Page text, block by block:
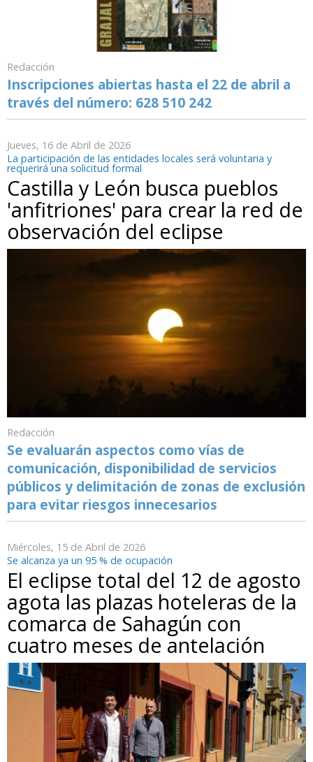
Redacción
Inscripciones abiertas hasta el 22 de abril a
través del número: 628 510 242
Jueves, 16 de Abril de 2026
La participación de las entidades locales será voluntaria y
requerirá una solicitud formal
Castilla y León busca pueblos
'anfitriones' para crear la red de
observación del eclipse
Redacción
Se evaluarán aspectos como vías de
comunicación, disponibilidad de servicios
públicos y delimitación de zonas de exclusión
para evitar riesgos innecesarios
Miércoles, 15 de Abril de 2026
Se alcanza ya un 95 % de ocupación
El eclipse total del 12 de agosto
agota las plazas hoteleras de la
comarca de Sahagún con
cuatro meses de antelación